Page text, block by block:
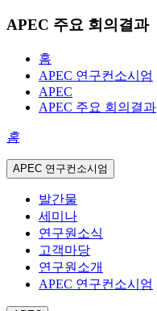
APEC 주요 회의결과
홈
APEC 연구컨소시엄
APEC
APEC 주요 회의결과
홈
APEC 연구컨소시엄
발간물
세미나
연구원소식
고객마당
연구원소개
APEC 연구컨소시엄